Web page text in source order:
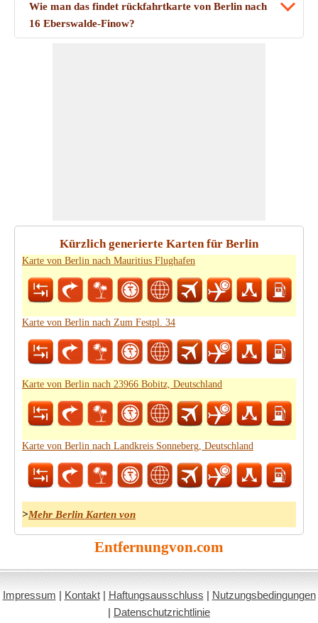
Wie man das findet rückfahrtkarte von Berlin nach
16 Eberswalde-Finow?
Kürzlich generierte Karten für Berlin
Karte von Berlin nach Mauritius Flughafen
Karte von Berlin nach Zum Festpl. 34
Karte von Berlin nach 23966 Bobitz, Deutschland
Karte von Berlin nach Landkreis Sonneberg, Deutschland
>Mehr Berlin Karten von
Entfernungvon.com
Impressum | Kontakt| Haftungsausschluss | Nutzungsbedingungen
| Datenschutzrichtlinie